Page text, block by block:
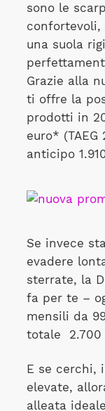
sono le
confortevoli,
una suola
Grazie alla
ti offre la
prodotti in
euro* (TAEG
anticipo
Se invece
evadere
sterrate, la
fa per te –
mensili da
totale
E se cerchi,
elevate,
alleata